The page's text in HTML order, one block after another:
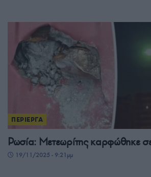
ΠΕΡΙΕΡΓΑ
Ρωσία: Μετεωρίτης καρφώθηκε σε
19/11/2025 - 9:21μμ